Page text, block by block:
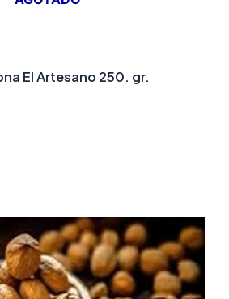
El Artesano 250. gr.